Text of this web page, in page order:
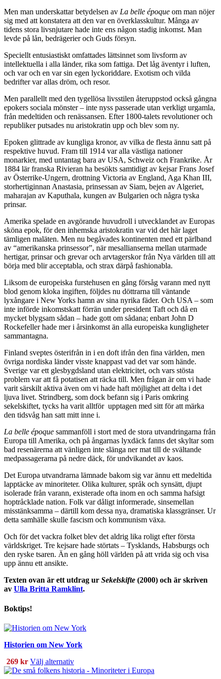
Men man underskattar betydelsen av La belle époque om man nöjer
sig med att konstatera att den var en överklasskultur. Många av
tidens stora livsnjutare hade inte ens någon stadig inkomst. Man
levde på lån, bedrägerier och Guds försyn.
Speciellt entusiastiskt omfattades lättsinnet som livsform av
intellektuella i alla länder, rika som fattiga. Det låg äventyr i luften,
och var och en var sin egen lyckoriddare. Exotism och vilda
bedrifter var allas dröm, och resor.
Men parallellt med den tygellösa livsstilen återuppstod också gångna
epokers sociala mönster – inte nyss passerade utan verkligt urgamla,
från medeltiden och renässansen. Efter 1800-talets revolutioner och
republiker putsades nu aristokratin upp och blev som ny.
Epoken glittrade av kungliga kronor, av vilka de flesta ännu satt på
respektive huvud. Fram till 1914 var alla västliga nationer
monarkier, med untantag bara av USA, Schweiz och Frankrike. År
1884 lär franska Rivieran ha besökts samtidigt av kejsar Frans Josef
av Österrike-Ungern, drottning Victoria av England, Aga Khan III,
storhertiginnan Anastasia, prinsessan av Siam, bejen av Algeriet,
maharajan av Kaputhala, kungen av Bulgarien och några tyska
prinsar.
Amerika spelade en avgörande huvudroll i utvecklandet av Europas
sköna epok, för den inhemska aristokratin var vid det här laget
tämligen maläten. Men nu begåvades kontinenten med ett pärlband
av “amerikanska prinsessor”, när mesallianserna mellan utarmade
hertigar, prinsar och grevar och arvtagerskor från Nya världen till att
börja med blir acceptabla, och strax därpå fashionabla.
Liksom de europeiska furstehusen en gång försåg varann med nytt
blod genom kloka ingiften, följdes nu döttrarna till väntande
lyxångare i New Yorks hamn av sina nyrika fäder. Och USA – som
inte införde inkomstskatt förrän under president Taft och då en
mycket blygsam sådan – hade gott om sådana; enbart John D
Rockefeller hade mer i årsinkomst än alla europeiska kungligheter
sammantagna.
Finland sveptes österifrån in i en doft ifrån den fina världen, men
övriga nordiska länder visste knappast vad det var som hände.
Sverige var ett glesbygdsland utan elektricitet, och vars stösta
problem var att få potatisen att räcka till. Men frågan är om vi hade
varit särskilt aktiva även om vi hade haft möjlighet att delta i det
ljuva livet. Strindberg, som dock befann sig i Paris omkring
sekelskiftet, tycks ha varit alltför upptagen med sitt för att märka
den tidsvåg han satt mitt inne i.
La belle époque sammanföll i stort med de stora utvandringarna från
Europa till Amerika, och på ångarnas lyxdäck fanns det skyltar som
bad resenärerna att vänligen inte slänga ner mat till de svältande
medpassagerarna på nedre däck, för undvikandet av kaos.
Det Europa utvandrarna lämnade bakom sig var ännu ett medeltida
lapptäcke av minoriteter. Olika kulturer, språk och synsätt, djupt
isolerade från varann, existerade ofta inom en och samma hafsigt
hoptråcklade nation. Folk var dåligt informerade, sinsemellan
misstänksamma – därtill kom dessa nya, dramatiska klassgränser. Ur
detta samhälle skulle fascism och kommunism växa.
Och för det vackra folket blev det aldrig lika roligt efter första
världskriget. Tre kejsare hade störtats – Tysklands, Habsburgs och
den ryske tsaren. Än en gång höll världen på att vrida sig och visa
upp ännu ett ansikte.
Texten ovan är ett utdrag ur Sekelskifte (2000) och är skriven
av Ulla Britta Ramklint.
Boktips!
Historien om New York
269 kr Välj alternativDen
här